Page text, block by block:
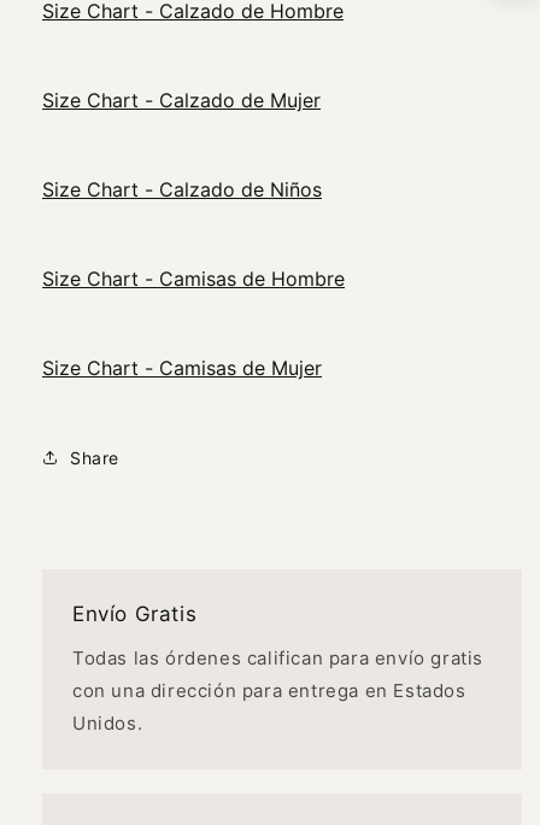
Size Chart - Calzado de Hombre
Size Chart - Calzado de Mujer
Size Chart - Calzado de Niños
Size Chart - Camisas de Hombre
Size Chart - Camisas de Mujer
Share
Envío Gratis
Todas las órdenes califican para envío gratis
con una dirección para entrega en Estados
Unidos.